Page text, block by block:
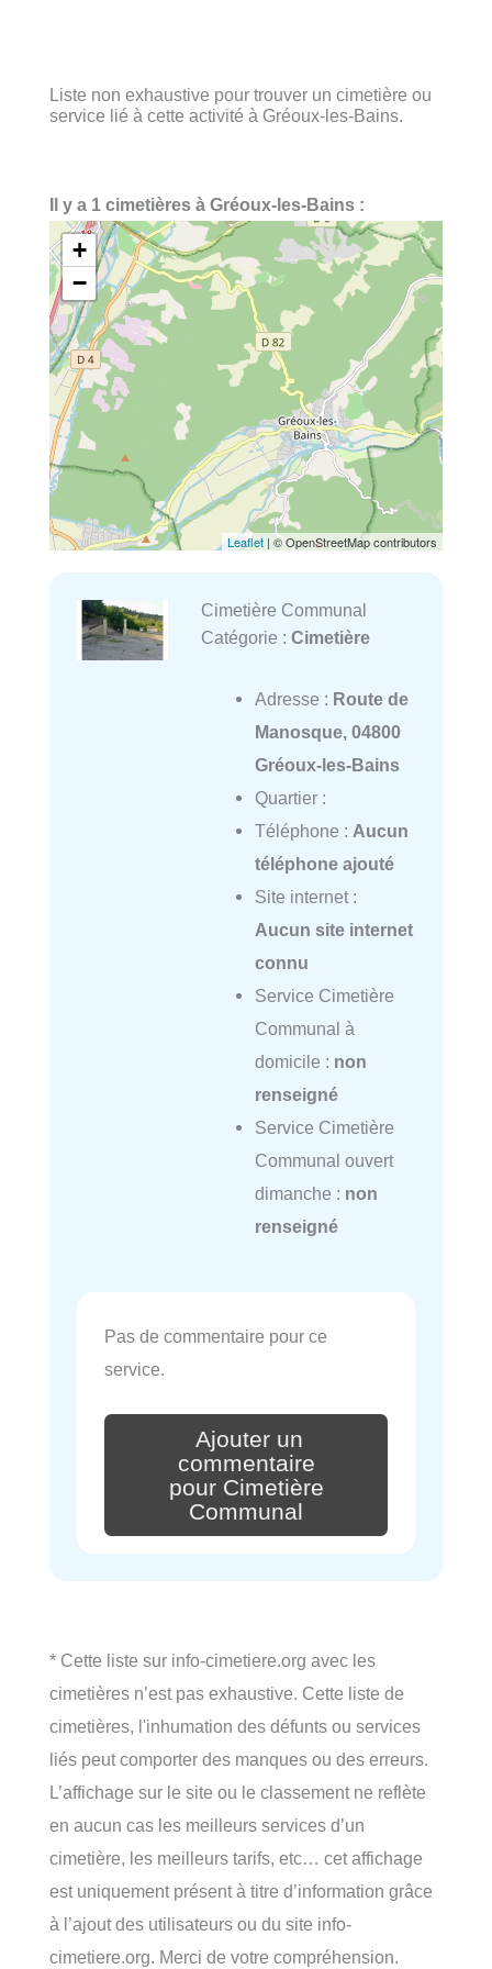
Liste non exhaustive pour trouver un cimetière ou
service lié à cette activité à Gréoux-les-Bains.
Il y a 1 cimetières à Gréoux-les-Bains :
+
−
Leaflet | © OpenStreetMap contributors
Cimetière Communal
Catégorie : Cimetière
Adresse : Route de
Manosque, 04800
Gréoux-les-Bains
Quartier :
Téléphone : Aucun
téléphone ajouté
Site internet :
Aucun site internet
connu
Service Cimetière
Communal à
domicile : non
renseigné
Service Cimetière
Communal ouvert
dimanche : non
renseigné
Pas de commentaire pour ce
service.
Ajouter un
commentaire
pour Cimetière
Communal
* Cette liste sur info-cimetiere.org avec les
cimetières n’est pas exhaustive. Cette liste de
cimetières, l'inhumation des défunts ou services
liés peut comporter des manques ou des erreurs.
L’affichage sur le site ou le classement ne reflète
en aucun cas les meilleurs services d’un
cimetière, les meilleurs tarifs, etc… cet affichage
est uniquement présent à titre d’information grâce
à l’ajout des utilisateurs ou du site info-
cimetiere.org. Merci de votre compréhension.